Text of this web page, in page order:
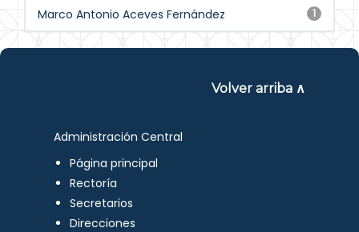
1
Marco Antonio Aceves Fernández
Volver arriba ∧
Administración Central
Página principal
Rectoría
Secretarios
Direcciones